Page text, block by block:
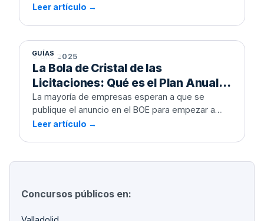
y asegurar ingresos recurrentes evitando la
Leer artículo →
GUÍAS
La Bola de Cristal de las
Licitaciones: Qué es el Plan Anual de
Contratación y cómo usarlo para
ganar en 2026
5 DIC 2025
La Bola de Cristal de las
Licitaciones: Qué es el Plan Anual
de Contratación y cómo usarlo para
ganar en 2026
La mayoría de empresas esperan a que se
publique el anuncio en el BOE para empezar a
trabajar. Tú puedes saberlo meses antes. Te
Leer artículo →
Concursos públicos en: